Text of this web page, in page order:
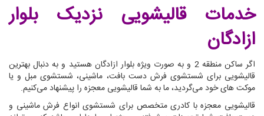
خدمات قالیشویی نزدیک بلوار
ازادگان
اگر ساکن منطقه 2 و به صورت ویژه بلوار ازادگان هستید و به دنبال بهترین
قالیشویی برای شستشوی فرش دست بافت، ماشینی، شستشوی مبل و یا
موکت های خود می‌گردید، ما به شما قالیشویی معجزه را پیشنهاد می‌کنیم.
قالیشویی معجزه با کادری متخصص برای شستشوی انواع فرش ماشینی و